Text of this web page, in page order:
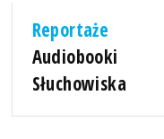
Reportaże
Audiobooki
Słuchowiska